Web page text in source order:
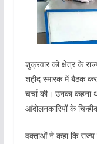
शुक्रवार को क्षेत्र के
शहीद स्मारक में बैठक
चर्चा की। उनका कहना
आंदोलनकारियों के
वक्ताओं ने कहा कि राज्य